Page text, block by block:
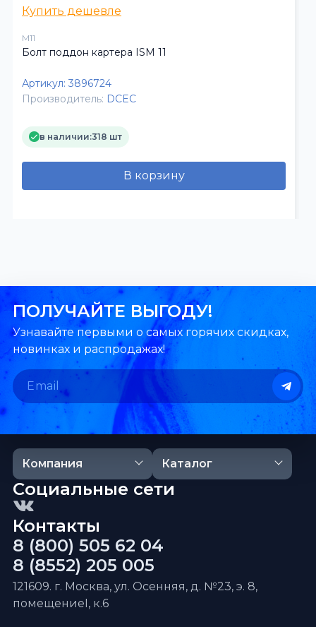
Купить дешевле
M11
Болт поддон картера ISM 11
Артикул: 3896724
Производитель: DCEC
в наличии:318 шт
В корзину
ПОЛУЧАЙТЕ ВЫГОДУ!
Узнавайте первыми о самых горячих скидках,
новинках и распродажах!
Компания Каталог
Контакты
8 (800) 505 62 04
8 (8552) 205 005
121609. г. Москва, ул. Осенняя, д. №23, э. 8,
помещениеI, к.6
Социальные сети